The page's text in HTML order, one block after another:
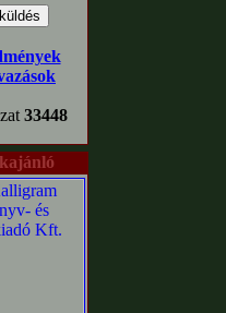
33448